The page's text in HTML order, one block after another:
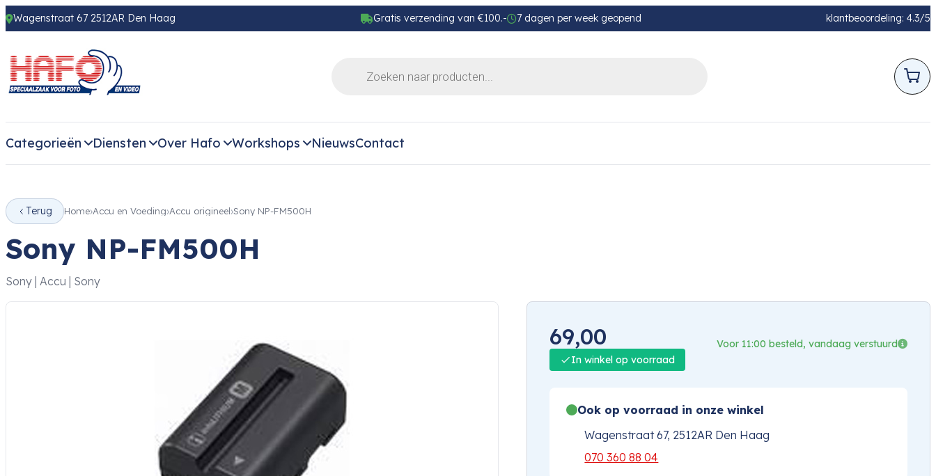
Wagenstraat 67 2512AR Den Haag Gratis verzending van €100.- 7 dagen per week geopend klantbeoordeling: 4.3/5
Categorieën Diensten Over Hafo Workshops NieuwsContact
Terug Home Accu en Voeding Accu origineel Sony NP-FM500H
Sony NP-FM500H
Sony | Accu | Sony
69,00
Voor 11:00 besteld, vandaag verstuurd
In winkel op voorraad
Ook op voorraad in onze winkel
Wagenstraat 67, 2512AR Den Haag
070 360 88 04